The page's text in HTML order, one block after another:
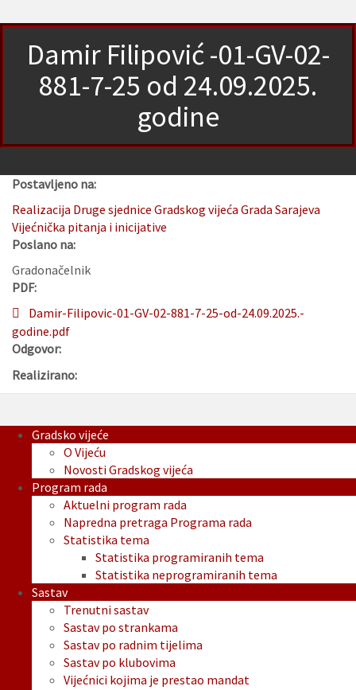
Damir Filipović -01-GV-02-
881-7-25 od 24.09.2025.
godine
Postavljeno na:
Realizacija Druge sjednice Gradskog vijeća Grada Sarajeva
Vijećnička pitanja i inicijative
Poslano na:
Gradonačelnik
PDF:
Damir-Filipovic-01-GV-02-881-7-25-od-24.09.2025.-
godine.pdf
Odgovor:
Realizirano:
Gradsko vijeće
O Vijeću
Novosti Gradskog vijeća
Program rada
Aktuelni program rada
Napredna pretraga Programa rada
Statistika tema
Statistika programiranih tema
Statistika neprogramiranih tema
Sastav
Trenutni sastav
Sastav po strankama
Sastav po radnim tijelima
Sastav po klubovima
Vijećnici kojima je prestao mandat